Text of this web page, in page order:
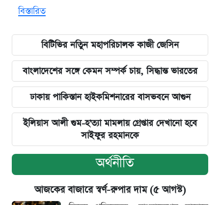
বিস্তারিত
বিটিভির নতিুন মহাপরিচালক কাজী জেসিন
বাংলাদেশের সঙ্গে কেমন সম্পর্ক চায়, সিদ্ধান্ত ভারতের
ঢাকায় পাকিস্তান হাইকমিশনারের বাসভবনে আগুন
ইলিয়াস আলী গুম-হ'ত্যা মামলায় গ্রেপ্তার দেখানো হবে
সাইফুর রহমানকে
অর্থনীতি
আজকের বাজারে স্বর্ণ-রুপার দাম (৫ আগস্ট)